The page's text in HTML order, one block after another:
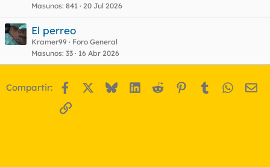
a
Masunos 841 20 Jul 2026
El perreo
Kramer99
Foro General
Masunos 33 16 Abr 2026
Compartir: Facebook BlueskyLinkedIn
Reddit Pinterest
Tumblr
Enlace